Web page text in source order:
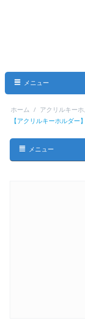
メニュー
ホーム / アクリルキー
【アクリルキーホルダー
メニュー